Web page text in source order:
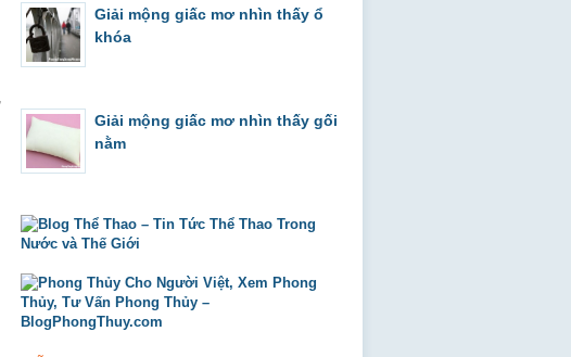
Giải mộng giấc mơ nhìn thấy ổ
khóa
Giải mộng giấc mơ nhìn thấy gối
nằm